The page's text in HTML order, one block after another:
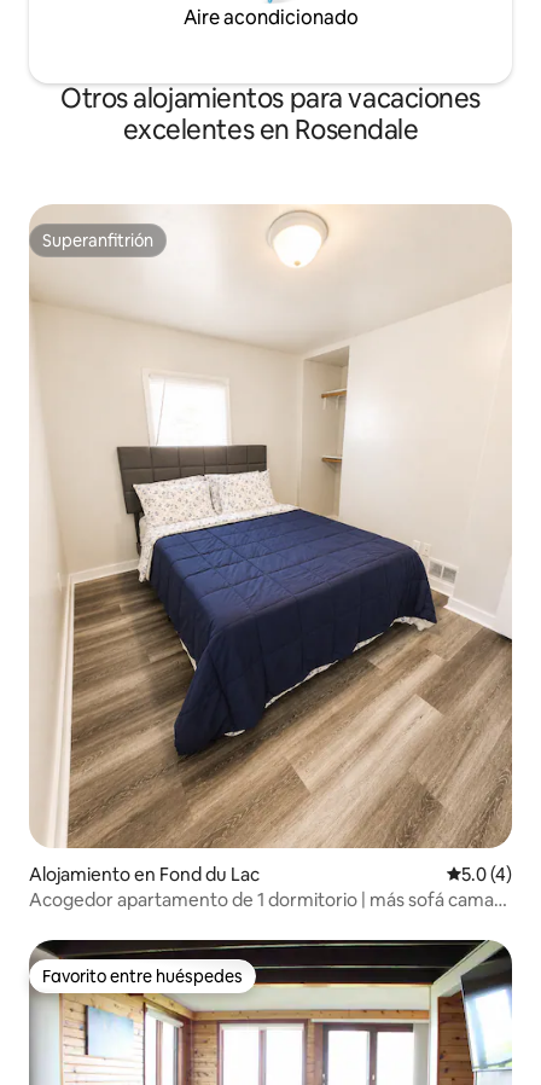
Aire acondicionado
Otros alojamientos para vacaciones
excelentes en Rosendale
Superanfitrión
Superanfitrión
Alojamiento en Fond du Lac
5.0 (4)
Acogedor apartamento de 1 dormitorio | más sofá cama
Favorito entre huéspedes
Favorito entre huéspedes